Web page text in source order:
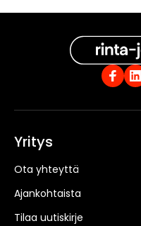
Yritys
Ota yhteyttä
Ajankohtaista
Tilaa uutiskirje